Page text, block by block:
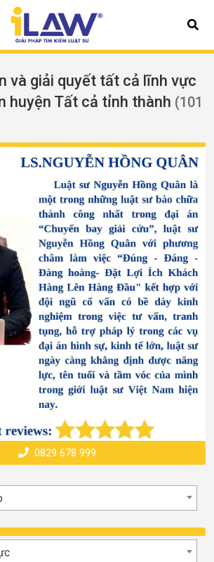
và giải quyết tất cả lĩnh vực
huyện Tất cả tỉnh thành (101
0829 678 999